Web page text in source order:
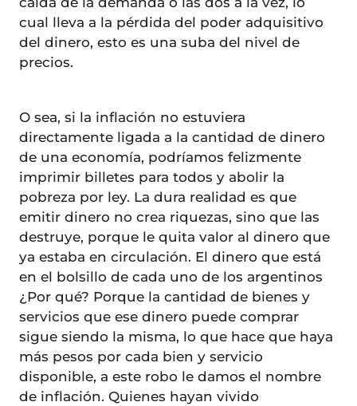
cual lleva a la pérdida del poder adquisitivo
del dinero, esto es una suba del nivel de
precios.
O sea, si la inflación no estuviera
directamente ligada a la cantidad de dinero
de una economía, podríamos felizmente
imprimir billetes para todos y abolir la
pobreza por ley. La dura realidad es que
emitir dinero no crea riquezas, sino que las
destruye, porque le quita valor al dinero que
ya estaba en circulación. El dinero que está
en el bolsillo de cada uno de los argentinos
¿Por qué? Porque la cantidad de bienes y
servicios que ese dinero puede comprar
sigue siendo la misma, lo que hace que haya
más pesos por cada bien y servicio
disponible, a este robo le damos el nombre
de inflación. Quienes hayan vivido